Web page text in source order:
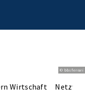
© bbsferrari
Wirtschaft